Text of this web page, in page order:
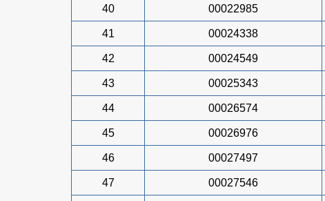
40 00022985
41 00024338
42 00024549
43 00025343
44 00026574
45 00026976
46 00027497
47 00027546